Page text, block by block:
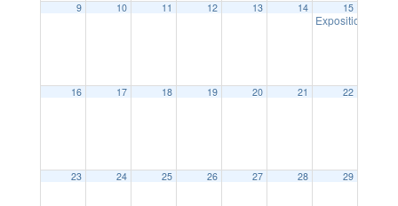
9 10 11 12 13 14 15
Exposition de
16 17 18 19 20 21 22
23 24 25 26 27 28 29